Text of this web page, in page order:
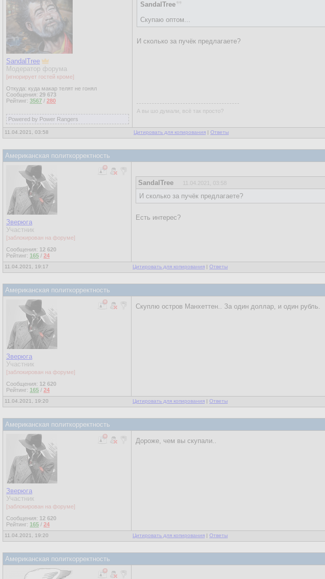
SandalTree
Модератор форума
[игнорирует гостей кроме]
Откуда: куда макар телят не гонял
Сообщения: 29 673
Рейтинг: 3567 / 280
Powered by Power Rangers
SandalTree
Скупаю оптом...
И сколько за пучёк предлагаете?
А вы шо думали, всё так просто?
11.04.2021, 03:58 Цитировать для копирования | Ответы
Американская политкорректность
Зверюга
Участник
[заблокирован на форуме]
Сообщения: 12 620
Рейтинг: 165 / 24
SandalTree 11.04.2021, 03:58
И сколько за пучёк предлагаете?
Есть интерес?
11.04.2021, 19:17 Цитировать для копирования | Ответы
Американская политкорректность
Зверюга
Участник
[заблокирован на форуме]
Сообщения: 12 620
Рейтинг: 165 / 24
Скуплю остров Манхеттен.. За один доллар, и один рубль.
11.04.2021, 19:20 Цитировать для копирования | Ответы
Американская политкорректность
Зверюга
Участник
[заблокирован на форуме]
Сообщения: 12 620
Рейтинг: 165 / 24
Дороже, чем вы скупали..
11.04.2021, 19:20 Цитировать для копирования | Ответы
Американская политкорректность